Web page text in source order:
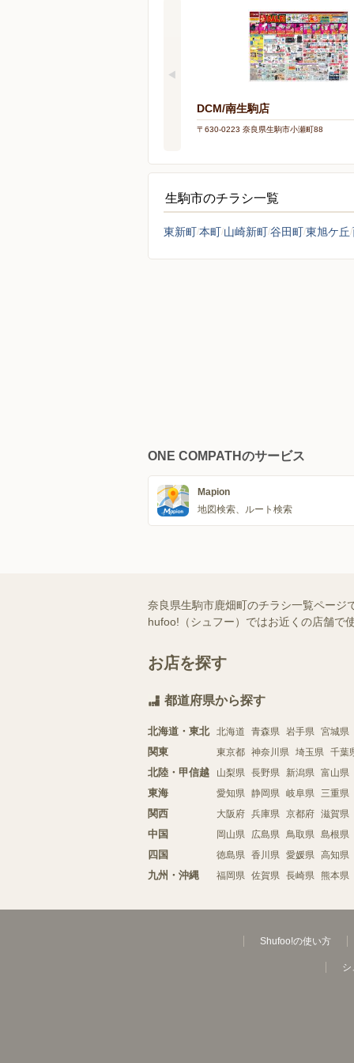
DCM/南生駒店
〒630-0223 奈良県生駒市小瀬町88
生駒市のチラシ一覧
東新町本町 山崎新町谷田町東旭ケ丘
ONE COMPATHのサービス
Mapion
地図検索、ルート検索
奈良県生駒市鹿畑町のチラシ一覧ページ
hufoo!（シュフー）ではお近くの店舗で
お店を探す
都道府県から探す
北海道・東北 北海道 青森県 岩手県 宮城県
関東 東京都 神奈川県 埼玉県 千葉
北陸・甲信越 山梨県 長野県 新潟県 富山県
東海 愛知県 静岡県 岐阜県 三重県
関西 大阪府 兵庫県 京都府 滋賀県
中国 岡山県 広島県 鳥取県 島根県
四国 徳島県 香川県 愛媛県 高知県
九州・沖縄 福岡県 佐賀県 長崎県 熊本県
Shufoo!の使い方